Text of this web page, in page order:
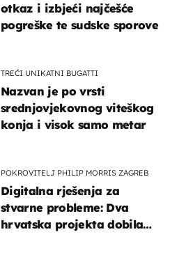
otkaz i izbjeći najčešće
pogreške te sudske sporove
TREĆI UNIKATNI BUGATTI
Nazvan je po vrsti
srednjovjekovnog viteškog
konja i visok samo metar
POKROVITELJ PHILIP MORRIS ZAGREB
Digitalna rješenja za
stvarne probleme: Dva
hrvatska projekta dobila